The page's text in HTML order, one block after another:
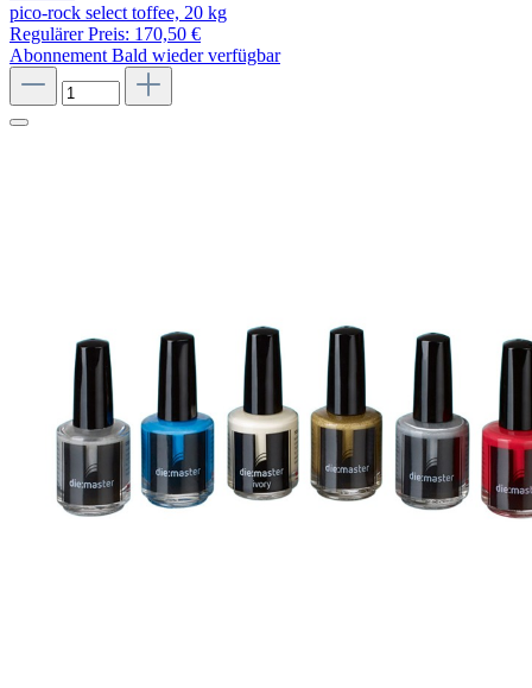
pico-rock select toffee, 20 kg
Regulärer Preis: 170,50 €
Abonnement Bald wieder verfügbar